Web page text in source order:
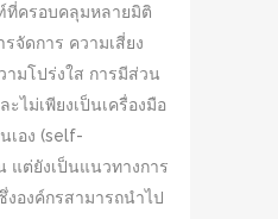
ครอบคลุมหลายมิติ
จัดการ ความเสี่ยง
มโปร่งใส การมีส่วน
ะไม่เพียงเป็นเครื่องมือ
เอง (self-
แต่ยังเป็นแนวทางการ
องค์กรสามารถนำไป